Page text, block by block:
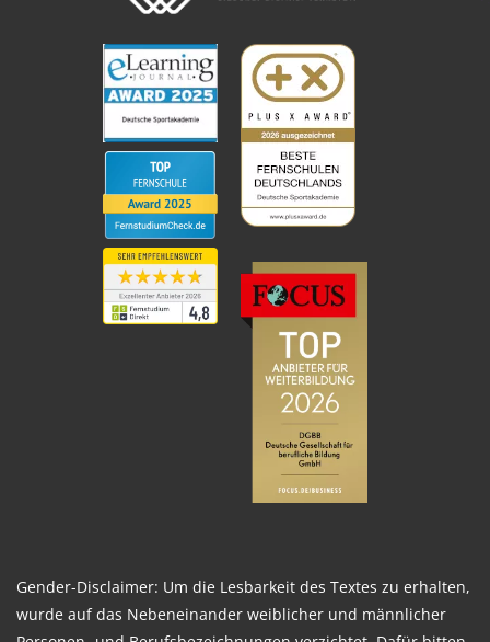
Gender-Disclaimer: Um die Lesbarkeit des Textes zu erhalten,
wurde auf das Nebeneinander weiblicher und männlicher